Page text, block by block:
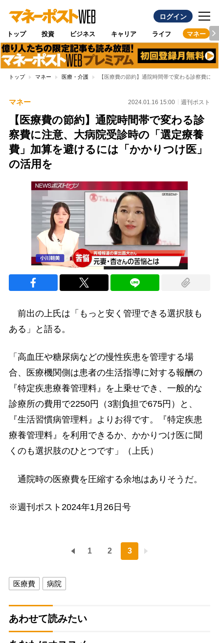
ログイン
トップ 投資 ビジネス キャリア ライフ マネー
トップ マネー 医療・介護 【医療費の節約】通院時間帯で変わる診察費に
マネー 2024.01.16 15:00 週刊ポスト
【医療費の節約】通院時間帯で変わる診
察費に注意、大病院受診時の「選定療養
費」加算を避けるには「かかりつけ医」
の活用を
前出の上氏は「もっと安く管理できる選択肢も
ある」と語る。
「高血圧や糖尿病などの慢性疾患を管理する場
合、医療機関側は患者の生活指導に対する報酬の
『特定疾患療養管理料』を上乗せでき、一般的な
診療所の費用で2250円（3割負担で675円）と、
『生活習慣病管理料』よりお得です。『特定疾患
療養管理料』を利用できるか、かかりつけ医に聞
くのも選択肢のひとつです」（上氏）
通院時の医療費を圧縮する余地はありそうだ。
※週刊ポスト2024年1月26日号
1 2 3
医療費 病院
あわせて読みたい